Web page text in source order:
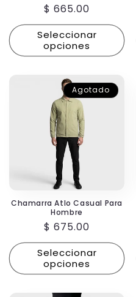
Precio
habitual
$ 665.00
Seleccionar
opciones
Agotado
Chamarra Atlo Casual Para
Hombre
Precio
habitual
$ 675.00
Seleccionar
opciones